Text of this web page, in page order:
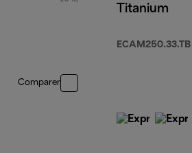
Comparer
Titanium
ECAM250.33.TB